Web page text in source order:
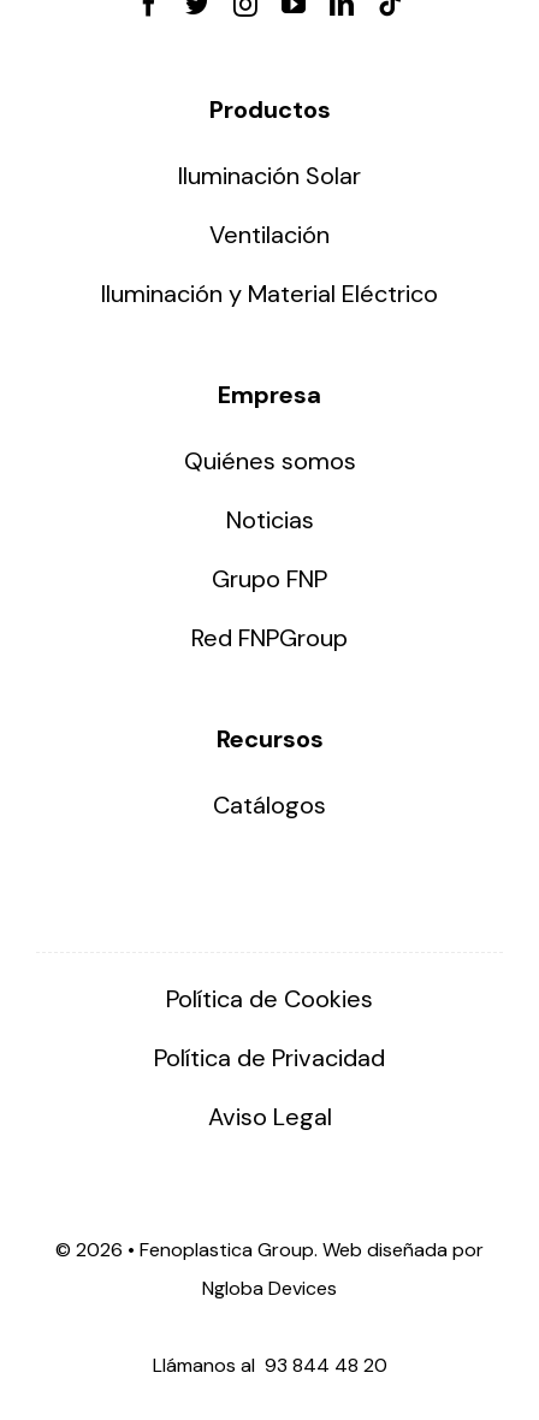
Productos
Iluminación Solar
Ventilación
Iluminación y Material Eléctrico
Empresa
Quiénes somos
Noticias
Grupo FNP
Red FNPGroup
Recursos
Catálogos
Política de Cookies
Política de Privacidad
Aviso Legal
© 2026 • Fenoplastica Group. Web diseñada por
Ngloba Devices
Llámanos al 93 844 48 20